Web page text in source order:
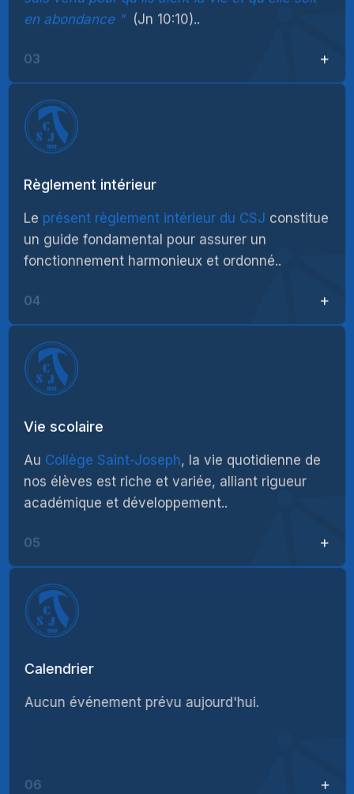
en abondance (Jn 10:10)..
03
Règlement intérieur
Le présent règlement intérieur du CSJ constitue
un guide fondamental pour assurer un
fonctionnement harmonieux et ordonné..
04
Vie scolaire
Au Collège Saint-Joseph, la vie quotidienne de
nos élèves est riche et variée, alliant rigueur
académique et développement..
05
Calendrier
Aucun événement prévu aujourd'hui.
06